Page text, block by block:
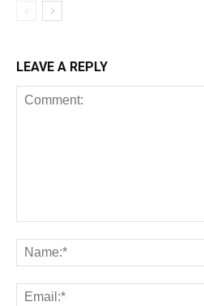
LEAVE A REPLY